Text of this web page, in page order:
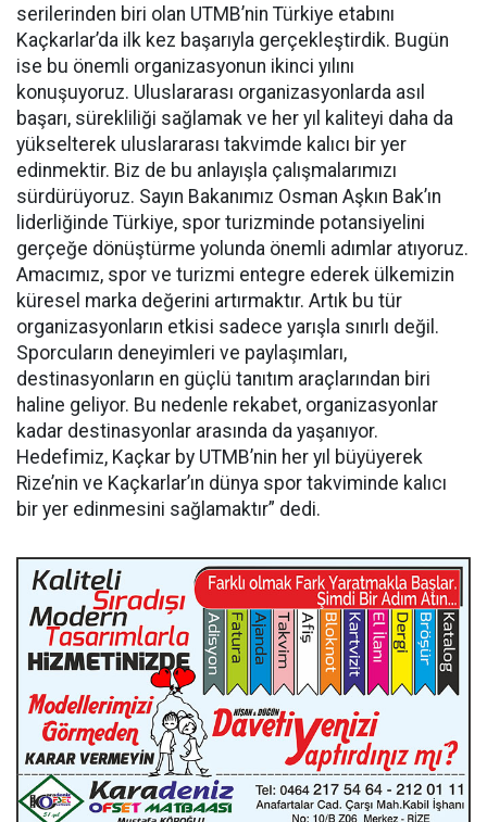
serilerinden biri olan UTMB’nin Türkiye etabını
Kaçkarlar’da ilk kez başarıyla gerçekleştirdik. Bugün
ise bu önemli organizasyonun ikinci yılını
konuşuyoruz. Uluslararası organizasyonlarda asıl
başarı, sürekliliği sağlamak ve her yıl kaliteyi daha da
yükselterek uluslararası takvimde kalıcı bir yer
edinmektir. Biz de bu anlayışla çalışmalarımızı
sürdürüyoruz. Sayın Bakanımız Osman Aşkın Bak’ın
liderliğinde Türkiye, spor turizminde potansiyelini
gerçeğe dönüştürme yolunda önemli adımlar atıyoruz.
Amacımız, spor ve turizmi entegre ederek ülkemizin
küresel marka değerini artırmaktır. Artık bu tür
organizasyonların etkisi sadece yarışla sınırlı değil.
Sporcuların deneyimleri ve paylaşımları,
destinasyonların en güçlü tanıtım araçlarından biri
haline geliyor. Bu nedenle rekabet, organizasyonlar
kadar destinasyonlar arasında da yaşanıyor.
Hedefimiz, Kaçkar by UTMB’nin her yıl büyüyerek
Rize’nin ve Kaçkarlar’ın dünya spor takviminde kalıcı
bir yer edinmesini sağlamaktır” dedi.